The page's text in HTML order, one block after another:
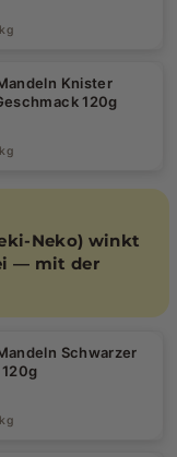
Knister
120g
Neko) winkt
— mit der
Schwarzer